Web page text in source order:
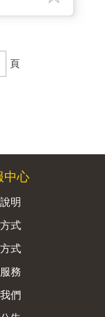
頁
中心
明
式
式
務
們